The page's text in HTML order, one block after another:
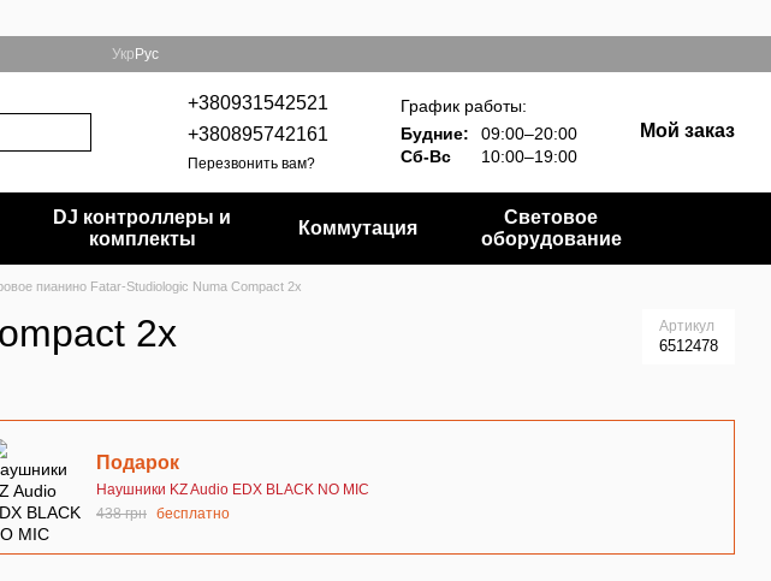
Укр Рус
+380931542521
+380895742161
Перезвонить вам?
График работы:
Будние:
09:00–20:00
Сб-Вс
10:00–19:00
Мой заказ
DJ контроллеры и
комплекты
Коммутация
Световое
оборудование
пианино Fatar-Studiologic Numa Compact 2x
2x Артикул
6512478
Подарок
Наушники KZ Audio EDX BLACK NO MIC
438 грн бесплатно